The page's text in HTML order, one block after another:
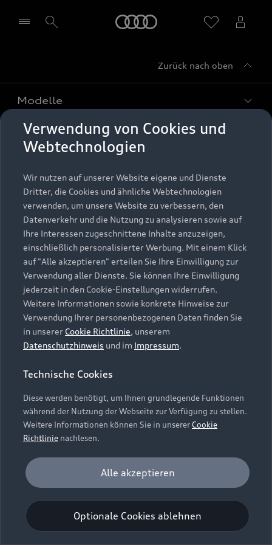
Zurück nach oben
Modelle
Alle Modelle
Elektromodelle
Plug-in-Hybride
Kaufen & leasen
Neuwagensuche
Gebrauchtwagensuche
Gebrauchtwagen
Finanzierung
Aktionen & Angebote
Geschäftskunden
Saisonale Angebote
Audi Services
Garantie
Audi digital services
myAudi
Support
Kundenservice
Händlersuche
Audi Code
Häufige Fragen (FAQ)
Audi Online Beratung
Bordbuch & Bedienungsanleitungen
Verträge kündigen
Vertrag widerrufen
Über Audi
Unternehmen
Karriere
Investor Relations
Presse & Media Center
Datenschutz
Audi erleben
Newsletter
© 2026 AUDI AG. Alle Rechte vorbehalten
Datenschutzinformation
Cookie-Richtlinie
Barrierefreiheit
Digital Services Act
EU Data Act
Embleme am Fahrzeug bei allen Abbildungen auf dieser
Webseite kann abweichen.
Verwendung von Cookies und
Webtechnologien
Wir nutzen auf unserer Website eigene und Dienste
Dritter, die Cookies und ähnliche Webtechnologien
verwenden, um unsere Website zu verbessern, den
Datenverkehr und die Nutzung zu analysieren sowie auf
Ihre Interessen zugeschnittene Inhalte anzuzeigen,
einschließlich personalisierter Werbung. Mit einem Klick
auf "Alle akzeptieren" erteilen Sie Ihre Einwilligung zur
Verwendung aller Dienste. Sie können Ihre Einwilligung
jederzeit in den Cookie-Einstellungen widerrufen.
Weitere Informationen sowie konkrete Hinweise zur
Verwendung Ihrer personenbezogenen Daten finden Sie
in unserer Cookie Richtlinie, unserem
Datenschutzhinweis und im Impressum.
Technische Cookies
Diese werden benötigt, um Ihnen grundlegende Funktionen
während der Nutzung der Webseite zur Verfügung zu stellen.
Weitere Informationen können Sie in unsererCookie
Richtlinie nachlesen.
Analyse und Statistik
Performance Cookies sammeln Informationen
darüber, wie unsere Webseite genutzt wird (z. B.
Anzahl der Besuche, Verweildauer). Diese Cookies
werden zur Optimierung der Webseite verwendet.
Optionale Cookies ablehnen
Alle akzeptieren